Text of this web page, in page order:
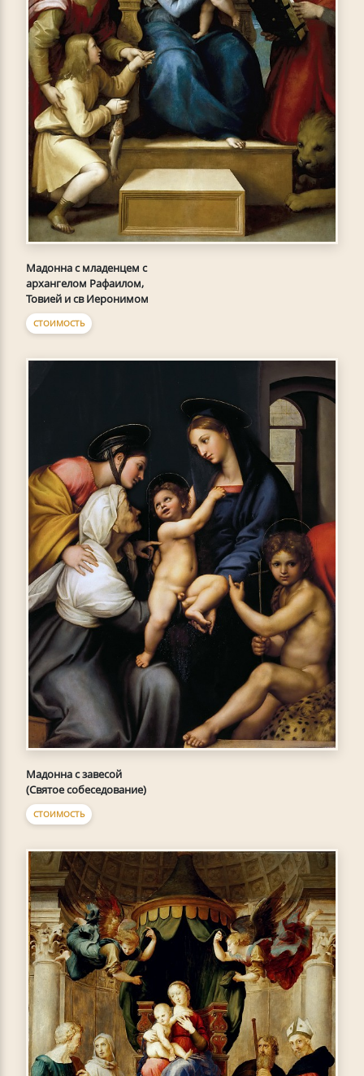
Мадонна с младенцем с
архангелом Рафаилом,
Товией и св Иеронимом
СТОИМОСТЬ
Мадонна с завесой
(Святое собеседование)
СТОИМОСТЬ